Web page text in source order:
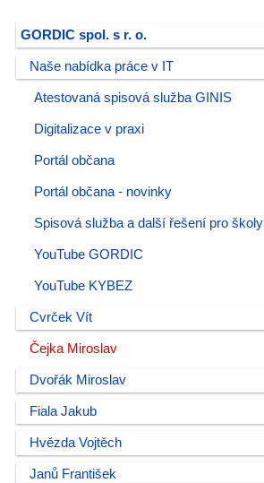
GORDIC spol. s r. o.
Naše nabídka práce v IT
Atestovaná spisová služba GINIS
Digitalizace v praxi
Portál občana
Portál občana - novinky
Spisová služba a další řešení pro školy
YouTube GORDIC
YouTube KYBEZ
Cvrček Vít
Čejka Miroslav
Dvořák Miroslav
Fiala Jakub
Hvězda Vojtěch
Janů František